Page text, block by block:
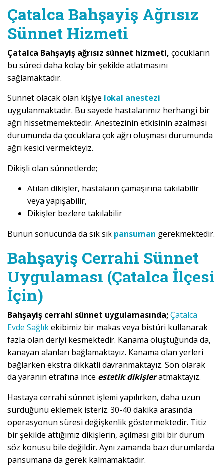
Çatalca Bahşayiş Ağrısız
Sünnet Hizmeti
Çatalca Bahşayiş ağrısız sünnet hizmeti, çocukların
bu süreci daha kolay bir şekilde atlatmasını
sağlamaktadır.
Sünnet olacak olan kişiye lokal anestezi
uygulanmaktadır. Bu sayede hastalarımız herhangi bir
ağrı hissetmemektedir. Anestezinin etkisinin azalması
durumunda da çocuklara çok ağrı oluşması durumunda
ağrı kesici vermekteyiz.
Dikişli olan sünnetlerde;
Atılan dikişler, hastaların çamaşırına takılabilir
veya yapışabilir,
Dikişler bezlere takılabilir
Bunun sonucunda da sık sık pansuman gerekmektedir.
Bahşayiş Cerrahi Sünnet
Uygulaması (Çatalca İlçesi
İçin)
Bahşayiş cerrahi sünnet uygulamasında;Çatalca
Evde Sağlıkekibimiz bir makas veya bistüri kullanarak
fazla olan deriyi kesmektedir. Kanama oluştuğunda da,
kanayan alanları bağlamaktayız. Kanama olan yerleri
bağlarken ekstra dikkatli davranmaktayız. Son olarak
da yaranın etrafına ince estetik dikişleratmaktayız.
Hastaya cerrahi sünnet işlemi yapılırken, daha uzun
sürdüğünü eklemek isteriz. 30-40 dakika arasında
operasyonun süresi değişkenlik göstermektedir. Titiz
bir şekilde attığımız dikişlerin, açılması gibi bir durum
söz konusu bile değildir. Aynı zamanda bazı durumlarda
pansumana da gerek kalmamaktadır.